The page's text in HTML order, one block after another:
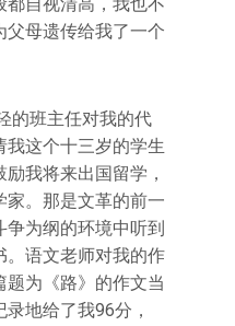
父母遗传给我了一个
的班主任对我的代
我这个十三岁的学生
我将来出国留学，
家。那是文革的前一
争为纲的环境中听到
。语文老师对我的作
为《路》的作文当
地给了我96分，